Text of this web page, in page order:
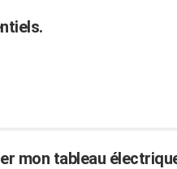
mon tableau